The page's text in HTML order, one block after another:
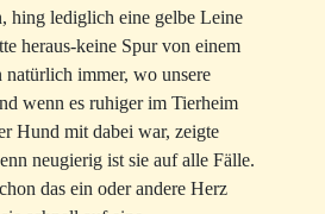
hing lediglich eine gelbe Leine
heraus-keine Spur von einem
immer, wo unsere
wenn es ruhiger im Tierheim
Hund mit dabei war, zeigte
neugierig ist sie auf alle Fälle.
das ein oder andere Herz